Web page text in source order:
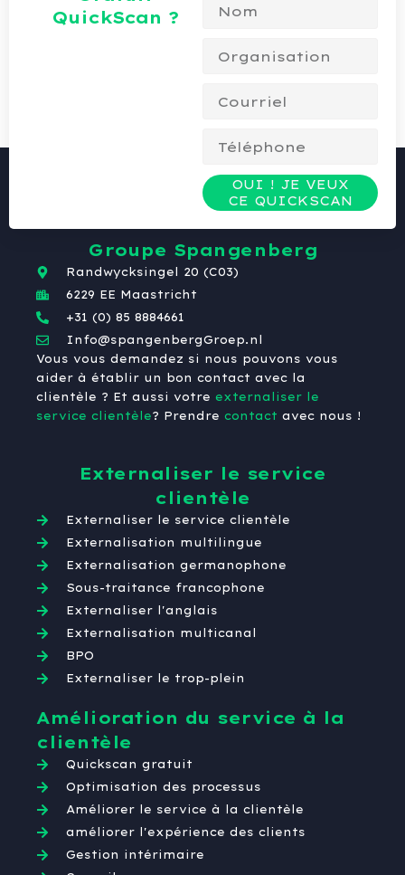
QuickScan ?
OUI ! JE VEUX
CE QUICKSCAN
Groupe Spangenberg
Randwycksingel 20 (C03)
6229 EE Maastricht
+31 (0) 85 8884661
Info@spangenbergGroep.nl
Vous vous demandez si nous pouvons vous
aider à établir un bon contact avec la
clientèle ? Et aussi votre externaliser le
service clientèle? Prendre contact avec nous !
Externaliser le service
clientèle
Externaliser le service clientèle
Externalisation multilingue
Externalisation germanophone
Sous-traitance francophone
Externaliser l'anglais
Externalisation multicanal
BPO
Externaliser le trop-plein
Amélioration du service à la
clientèle
Quickscan gratuit
Optimisation des processus
Améliorer le service à la clientèle
améliorer l'expérience des clients
Gestion intérimaire